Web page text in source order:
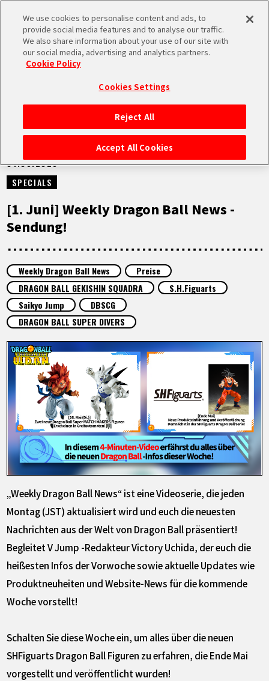
MEN
STARTSEITE
NEUES
HIGHLIGHTS
VIDEOS
SPECIALS
INFOS
LANGUAGE
EN FR DE ES
NEUES
01.06.2026
SPECIALS
[1. Juni] Weekly Dragon Ball News -
Sendung!
Weekly Dragon Ball News
Preise
DRAGON BALL GEKISHIN SQUADRA
S.H.Figuarts
Saikyo Jump
DBSCG
DRAGON BALL SUPER DIVERS
„Weekly Dragon Ball News“ ist eine Videoserie, die jeden
Montag (JST) aktualisiert wird und euch die neuesten
Nachrichten aus der Welt von Dragon Ball präsentiert!
Begleitet V Jump -Redakteur Victory Uchida, der euch die
heißesten Infos der Vorwoche sowie aktuelle Updates wie
Produktneuheiten und Website-News für die kommende
Woche vorstellt!
Schalten Sie diese Woche ein, um alles über die neuen
SHFiguarts Dragon Ball Figuren zu erfahren, die Ende Mai
vorgestellt und veröffentlicht wurden!
We use cookies to personalise content and ads, to
provide social media features and to analyse our traffic.
We also share information about your use of our site with
our social media, advertising and analytics partners.
Cookie Policy
Cookies Settings
Reject All
Accept All Cookies